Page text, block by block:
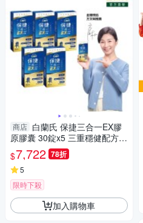
商店 白蘭氏 保捷三合一EX膠
原膠囊 30錠x5 三重穩健配方
有助步伐穩健有力量
$7,722 78折
5
限時下殺
加入購物車